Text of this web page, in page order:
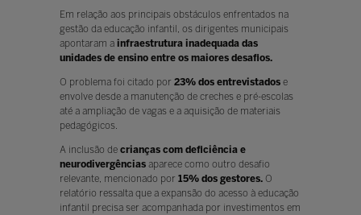
Em relação aos principais obstáculos enfrentados na
gestão da educação infantil, os dirigentes municipais
apontaram a infraestrutura inadequada das
unidades de ensino entre os maiores desafios.
O problema foi citado por 23% dos entrevistados e
envolve desde a manutenção de creches e pré-escolas
até a ampliação de vagas e a aquisição de materiais
pedagógicos.
A inclusão de crianças com deficiência e
neurodivergências aparece como outro desafio
relevante, mencionado por 15% dos gestores.O
relatório ressalta que a expansão do acesso à educação
infantil precisa ser acompanhada por investimentos em